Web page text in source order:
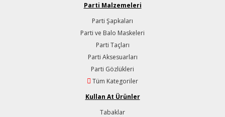
Parti Malzemeleri
Parti Şapkaları
Parti ve Balo Maskeleri
Parti Taçları
Parti Aksesuarları
Parti Gözlükleri
Tüm Kategoriler
Kullan At Ürünler
Tabaklar